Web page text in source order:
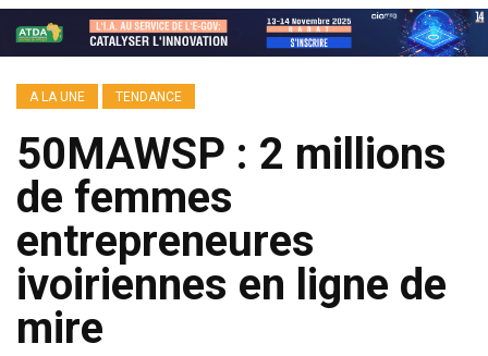
A LA UNE TENDANCE
50MAWSP : 2 millions
de femmes
entrepreneures
ivoiriennes en ligne de
mire